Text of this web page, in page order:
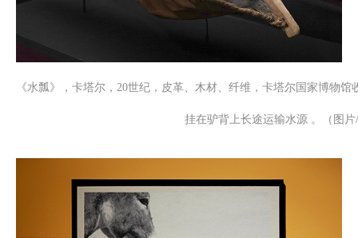
《水瓢》，卡塔尔，20世纪，皮革、木材、纤维，卡塔尔国家博物
挂在驴背上长途运输水源 。（图